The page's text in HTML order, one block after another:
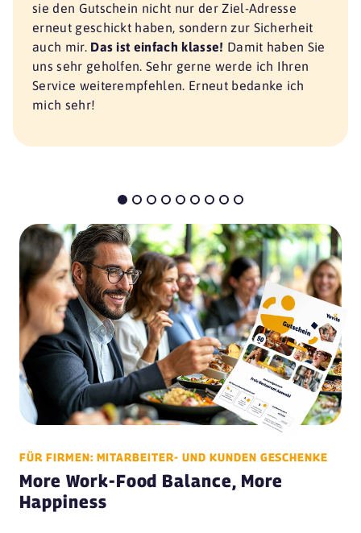
sie den Gutschein nicht nur der Ziel-Adresse
erneut geschickt haben, sondern zur Sicherheit
auch mir. Das ist einfach klasse! Damit haben Sie
uns sehr geholfen. Sehr gerne werde ich Ihren
Service weiterempfehlen. Erneut bedanke ich
mich sehr!
FÜR FIRMEN: MITARBEITER- UND KUNDEN GESCHENKE
More Work-Food Balance, More
Happiness